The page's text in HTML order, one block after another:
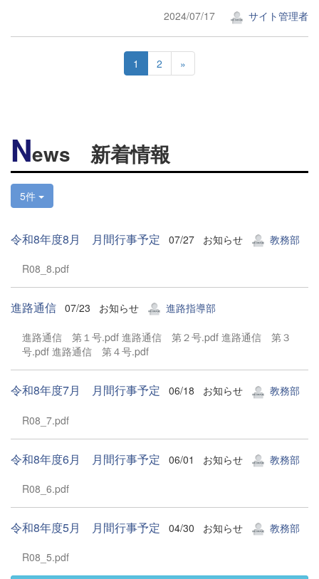
2024/07/17 サイト管理者
1 2 »
News 新着情報
5件
令和8年度8月 月間行事予定 07/27 お知らせ 教務部
R08_8.pdf
進路通信 07/23 お知らせ 進路指導部
進路通信 第１号.pdf 進路通信 第２号.pdf 進路通信 第３
号.pdf 進路通信 第４号.pdf
令和8年度7月 月間行事予定 06/18 お知らせ 教務部
R08_7.pdf
令和8年度6月 月間行事予定 06/01 お知らせ 教務部
R08_6.pdf
令和8年度5月 月間行事予定 04/30 お知らせ 教務部
R08_5.pdf